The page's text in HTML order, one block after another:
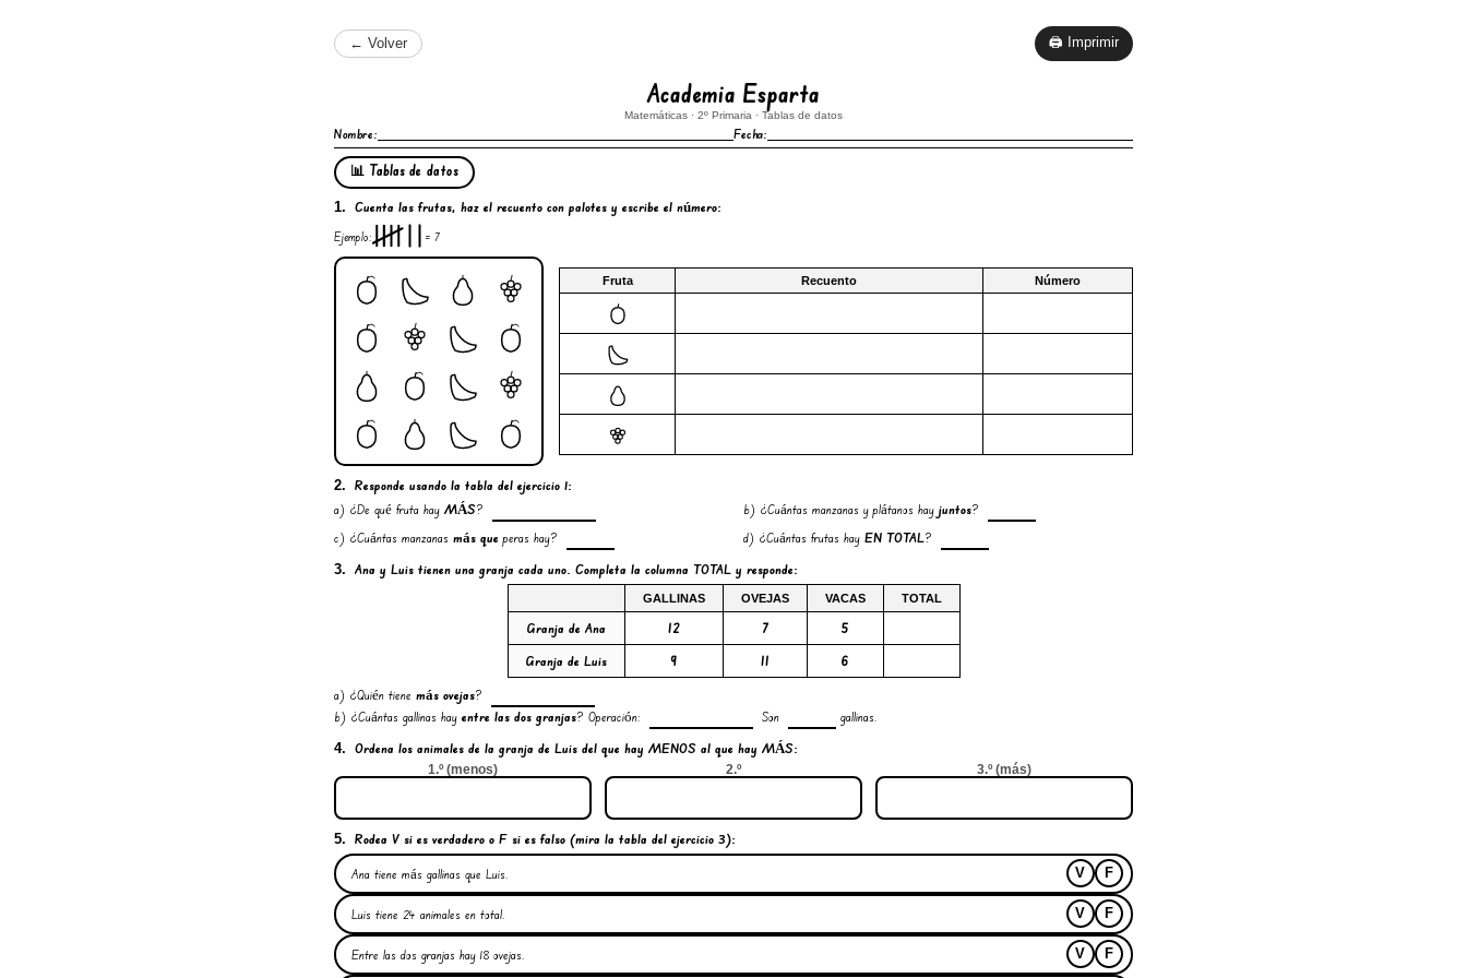
← Volver 🖨 Imprimir
Academia Esparta
Matemáticas · 2º Primaria · Tablas de datos
Nombre: Fecha:
📊 Tablas de datos
1. Cuenta las frutas, haz el recuento con palotes y escribe el número:
Ejemplo: = 7
Fruta Recuento Número
2. Responde usando la tabla del ejercicio 1:
a) ¿De qué fruta hay MÁS? b) ¿Cuántas manzanas y plátanos hay juntos?
c) ¿Cuántas manzanas más que peras hay? d) ¿Cuántas frutas hay EN TOTAL?
3. Ana y Luis tienen una granja cada uno. Completa la columna TOTAL y responde:
GALLINAS OVEJAS VACAS TOTAL
Granja de Ana 12 7
5
Granja de Luis
9 11
6
a) ¿Quién tiene más ovejas?
b) ¿Cuántas gallinas hay entre las dos granjas? Operación: Son gallinas.
4. Ordena los animales de la granja de Luis del que hay MENOS al que hay MÁS:
1.º (menos) 2.º 3.º (más)
5. Rodea V si es verdadero o F si es falso (mira la tabla del ejercicio 3):
Ana tiene más gallinas que Luis.
V F
Luis tiene 24 animales en total. V F
Entre las dos granjas hay 18 ovejas. V F